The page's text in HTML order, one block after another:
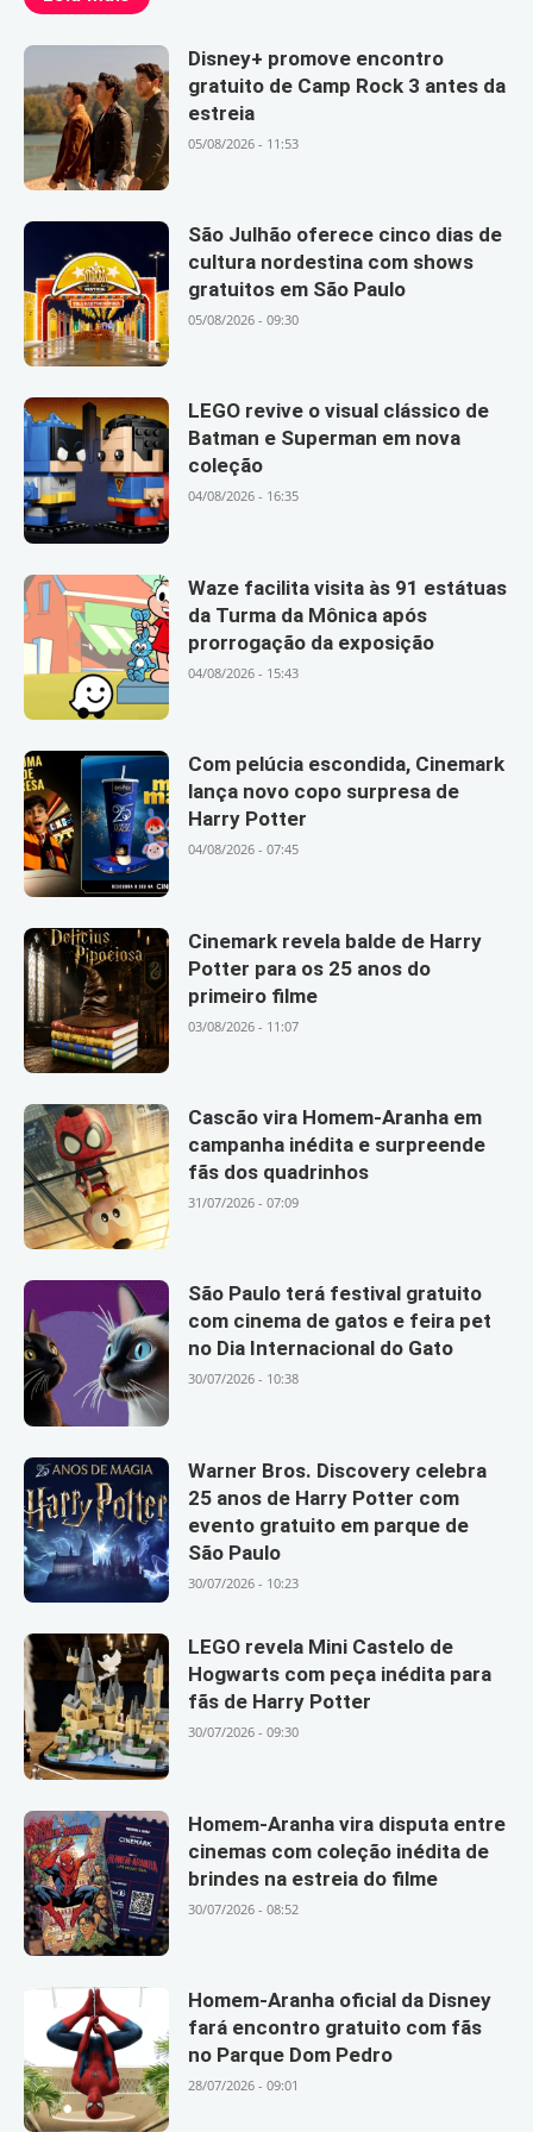
Disney+ promove encontro
gratuito de Camp Rock 3 antes da
estreia
05/08/2026 - 11:53
São Julhão oferece cinco dias de
cultura nordestina com shows
gratuitos em São Paulo
05/08/2026 - 09:30
LEGO revive o visual clássico de
Batman e Superman em nova
coleção
04/08/2026 - 16:35
Waze facilita visita às 91 estátuas
da Turma da Mônica após
prorrogação da exposição
04/08/2026 - 15:43
Com pelúcia escondida, Cinemark
lança novo copo surpresa de
Harry Potter
04/08/2026 - 07:45
Cinemark revela balde de Harry
Potter para os 25 anos do
primeiro filme
03/08/2026 - 11:07
Cascão vira Homem-Aranha em
campanha inédita e surpreende
fãs dos quadrinhos
31/07/2026 - 07:09
São Paulo terá festival gratuito
com cinema de gatos e feira pet
no Dia Internacional do Gato
30/07/2026 - 10:38
Warner Bros. Discovery celebra
25 anos de Harry Potter com
evento gratuito em parque de
São Paulo
30/07/2026 - 10:23
LEGO revela Mini Castelo de
Hogwarts com peça inédita para
fãs de Harry Potter
30/07/2026 - 09:30
Homem-Aranha vira disputa entre
cinemas com coleção inédita de
brindes na estreia do filme
30/07/2026 - 08:52
Homem-Aranha oficial da Disney
fará encontro gratuito com fãs
no Parque Dom Pedro
28/07/2026 - 09:01